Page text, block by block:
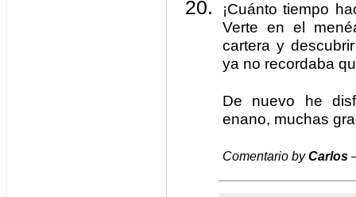
¡Cuánto tiempo
Verte en el
cartera y
ya no recordaba
De nuevo he
enano, muchas
Comentario byCarlos